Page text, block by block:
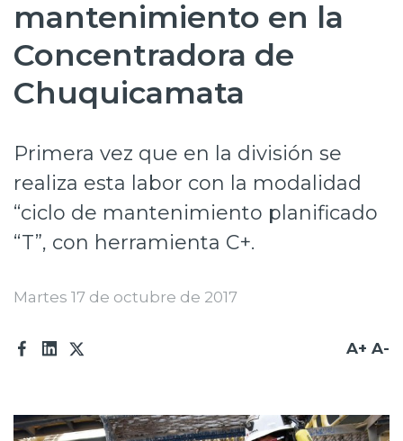
Proyectos
Sustentabilidad
Innovación
Prensa
Trabaja en Codelco
Transparencia activa
Acceso trabajadores/as
mantenimiento en la
Concentradora de
Chuquicamata
Primera vez que en la división se
realiza esta labor con la modalidad
“ciclo de mantenimiento planificado
“T”, con herramienta C+.
Martes 17 de octubre de 2017
A+ A-